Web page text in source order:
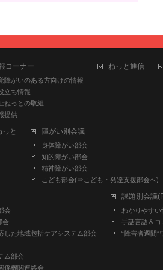
コーナー
障がいのある方向けの情報
立ち情報
ねっとの取組
提供
ねっと通信
と 障がい別会議
身体障がい部会
知的障がい部会
精神障がい部会
こども部会(⇒こども・発達支援部会へ)
会
会
した地域包括ケアシステム部会
ム部会
係機関連絡会
課題別会議
わかりやす
手話言語＆コ
“障害者週間”